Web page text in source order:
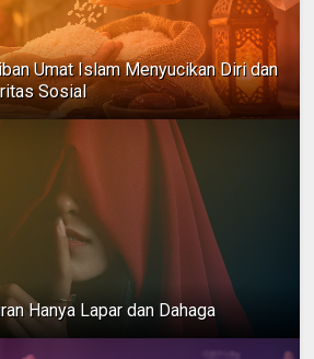
Umat Islam Menyucikan Diri dan
Sosial
Hanya Lapar dan Dahaga